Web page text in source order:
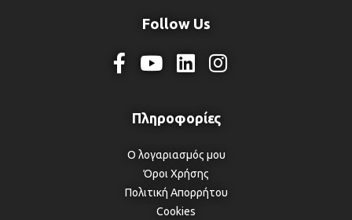
Follow Us
Ο λογαριασμός μου
Όροι Χρήσης
Πολιτική Απορρήτου
Cookies